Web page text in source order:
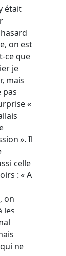
était
on est
ce que
je
mais
pas
«
». Il
celle
: « A
on
les
ne